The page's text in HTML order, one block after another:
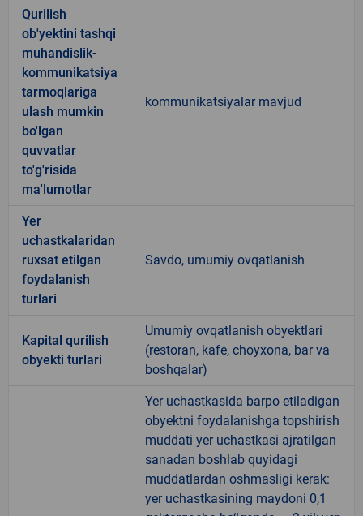
Qurilish
ob'yektini tashqi
muhandislik-
kommunikatsiya
tarmoqlariga
ulash mumkin
bo'lgan
quvvatlar
to'g'risida
ma'lumotlar
kommunikatsiyalar mavjud
Yer
uchastkalaridan
ruxsat etilgan
foydalanish
turlari
Savdo, umumiy ovqatlanish
Kapital qurilish
obyekti turlari
Umumiy ovqatlanish obyektlari
(restoran, kafe, choyxona, bar va
boshqalar)
Yer uchastkasida barpo etiladigan
obyektni foydalanishga topshirish
muddati yer uchastkasi ajratilgan
sanadan boshlab quyidagi
muddatlardan oshmasligi kerak:
yer uchastkasining maydoni 0,1